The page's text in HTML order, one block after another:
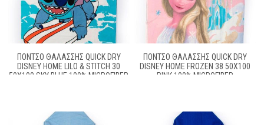
ΠΌΝΤΣΟ ΘΑΛΆΣΣΗΣ QUICK DRY
DISNEY HOME LILO & STITCH 30
50X100 SKY BLUE 100% MICROFIBER
ΠΌΝΤΣΟ ΘΑΛΆΣΣΗΣ QUICK DRY
DISNEY HOME FROZEN 38 50X100
PINK 100% MICROFIBER